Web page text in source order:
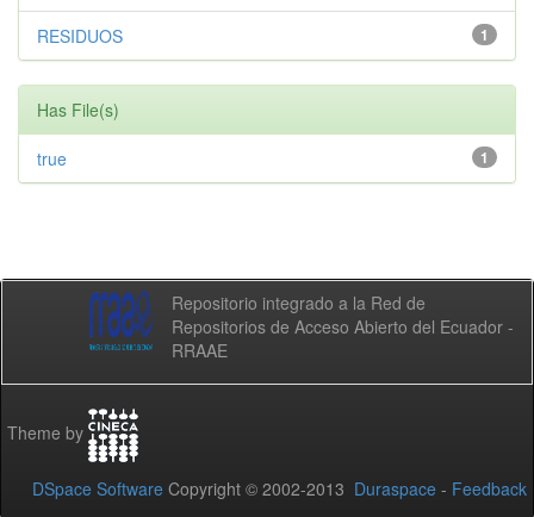
1
RESIDUOS
Has File(s)
1
true
Repositorio integrado a la Red de
Repositorios de Acceso Abierto del Ecuador -
RRAAE
Theme by
DSpace Software Copyright © 2002-2013 Duraspace - Feedback